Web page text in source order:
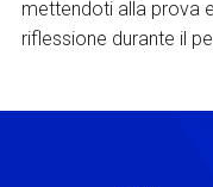
mettendoti alla prova
riflessione durante il